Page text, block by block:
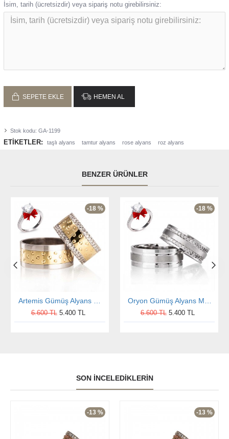
Stok kodu: GA-1199
İsim, tarih (ücretsizdir) veya sipariş notu girebilirsiniz:
SEPETE EKLE HEMEN AL
ETIKETLER: taşlı alyans tamtur alyans rose alyans roz alyans
BENZER ÜRÜNLER
-18 %
6.600 TL 5.400 TL
-18 %
6.600 TL 5.400 TL
SON İNCELEDIKLERIN
-13 % -13 %